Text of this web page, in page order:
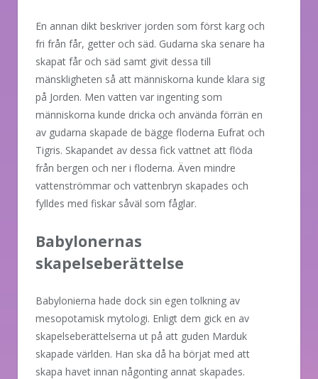
En annan dikt beskriver jorden som först karg och
fri från får, getter och säd. Gudarna ska senare ha
skapat får och säd samt givit dessa till
mänskligheten så att människorna kunde klara sig
på Jorden. Men vatten var ingenting som
människorna kunde dricka och använda förrän en
av gudarna skapade de bägge floderna Eufrat och
Tigris. Skapandet av dessa fick vattnet att flöda
från bergen och ner i floderna. Även mindre
vattenströmmar och vattenbryn skapades och
fylldes med fiskar såväl som fåglar.
Babylonernas
skapelseberättelse
Babylonierna hade dock sin egen tolkning av
mesopotamisk mytologi. Enligt dem gick en av
skapelseberättelserna ut på att guden Marduk
skapade världen. Han ska då ha börjat med att
skapa havet innan någonting annat skapades.